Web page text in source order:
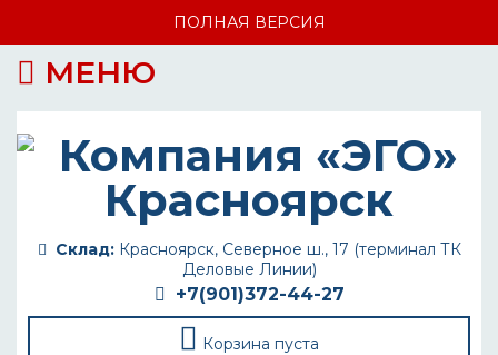
ПОЛНАЯ ВЕРСИЯ
МЕНЮ
Склад:Красноярск, Северное ш., 17 (терминал ТК
Деловые Линии)
+7(901)372-44-27
Корзина пуста